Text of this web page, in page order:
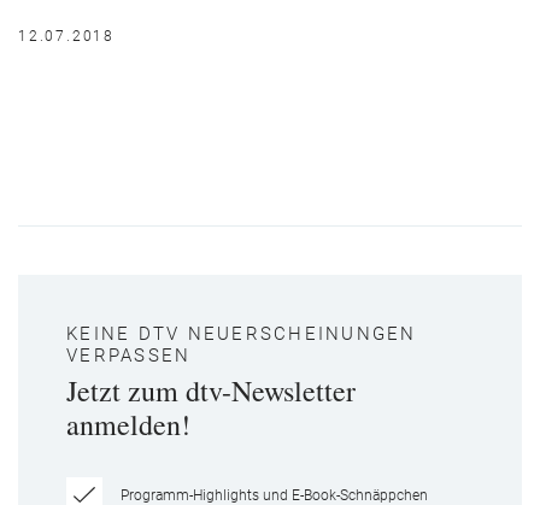
12.07.2018
KEINE DTV NEUERSCHEINUNGEN
VERPASSEN
Jetzt zum dtv-Newsletter
anmelden!
Programm-Highlights und E-Book-Schnäppchen